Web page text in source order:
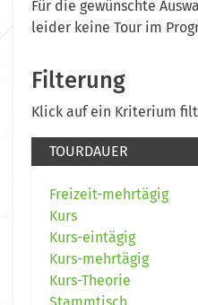
Für die gewünschte
leider keine Tour im
Filterung
Klick auf ein Kriterium
TOURDAUER
Freizeit-mehrtägig
Kurs
Kurs-eintägig
Kurs-mehrtägig
Kurs-Theorie
Stammtisch